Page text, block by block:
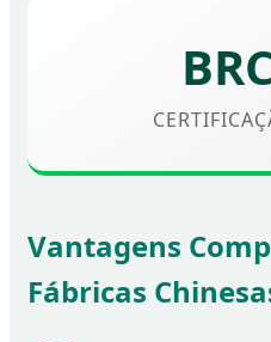
Vantagens
Fábricas